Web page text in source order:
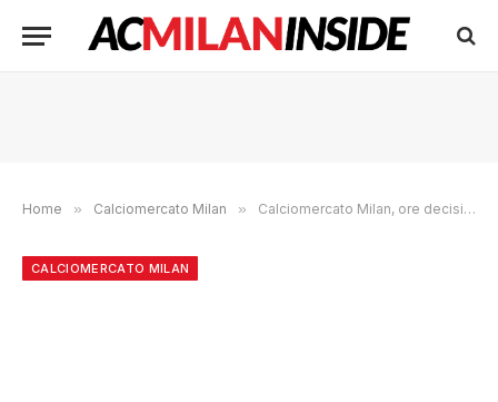
Home » Calciomercato Milan » Calciomercato Milan, ore decisive per Maignan: il Chelsea ci prova fino a domani
CALCIOMERCATO MILAN